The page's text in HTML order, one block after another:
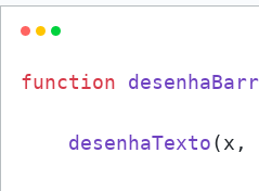
function
desenhaTexto(x,